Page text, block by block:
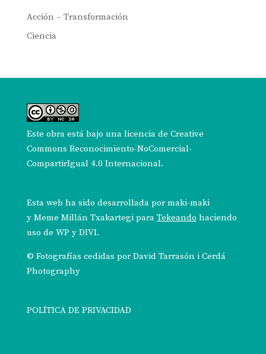
Acción – Transformación
Ciencia
Este obra está bajo una licencia de Creative
Commons Reconocimiento-NoComercial-
CompartirIgual 4.0 Internacional.
Esta web ha sido desarrollada pormaki-maki
y Meme Millán Txakartegipara Tekeando haciendo
uso de WP y DIVI.
© Fotografías cedidas porDavid Tarrasón i Cerdá
Photography
POLÍTICA DE PRIVACIDAD